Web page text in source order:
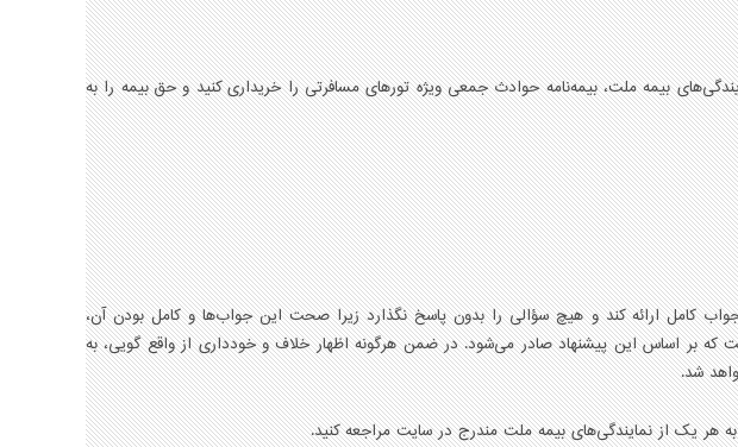
بيمه ملت، بيمه‌نامه حوادث جمعی ویژه تورهای مسافرتی را خريداری کنید و حق بيمه را به
كامل ارائه کند و هيچ سؤالی را بدون پاسخ نگذارد زيرا صحت اين جواب‌ها و كامل بودن آن،
كه بر اساس اين پيشنهاد صادر می‌شود. در ضمن هرگونه اظهار خلاف و خودداری از واقع گويی، به
هر یک از نمایندگی‌های بیمه ملت مندرج در سایت مراجعه کنید.